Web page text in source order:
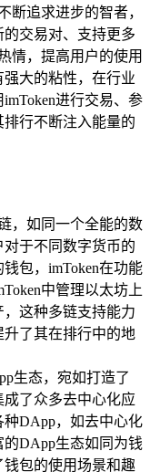
断追求进步的智者，
交易对、支持更多
情，提高用户的使用
大的粘性，在行业
进行交易、参
行不断注入能量的
，如同一个全能的数
于不同数字货币的
包，imToken在功能
中管理以太坊上
这种多链支持能力
了其在排行中的地
生态，宛如打造了
了众多去中心化应
DApp，如去中心化
DApp生态如同为钱
包的使用场景和趣